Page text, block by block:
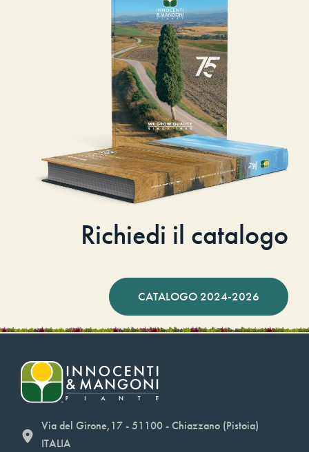
Richiedi il catalogo
CATALOGO 2024-2026
Via del Girone,17 - 51100 - Chiazzano (Pistoia)
ITALIA